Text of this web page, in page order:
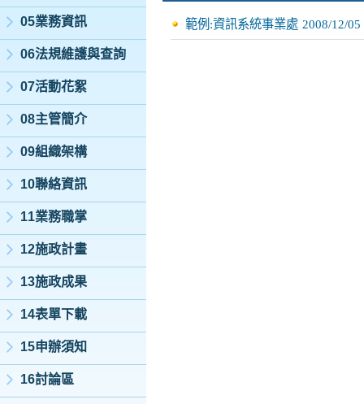
05業務資訊
06法規維護與查詢
07活動花絮
08主管簡介
09組織架構
10聯絡資訊
11業務職掌
12施政計畫
13施政成果
14表單下載
15申辦須知
16討論區
範例:資訊系統事業處 2008/12/05